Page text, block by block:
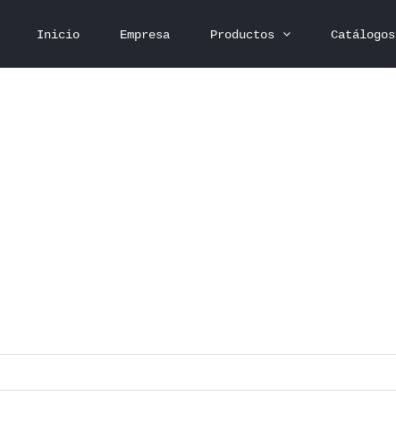
Inicio Empresa Productos Catálogos